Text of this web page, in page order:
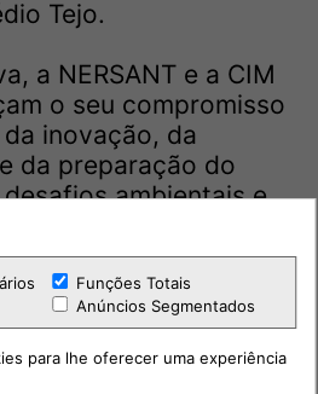
Tejo.
a NERSANT e a CIM
o seu compromisso
inovação, da
da preparação do
ambientais e
afirmar o Médio Tejo
cada vez mais
soluções de
promover um
sustentável.
Funções Totais
Anúncios Segmentados
para lhe oferecer uma experiência